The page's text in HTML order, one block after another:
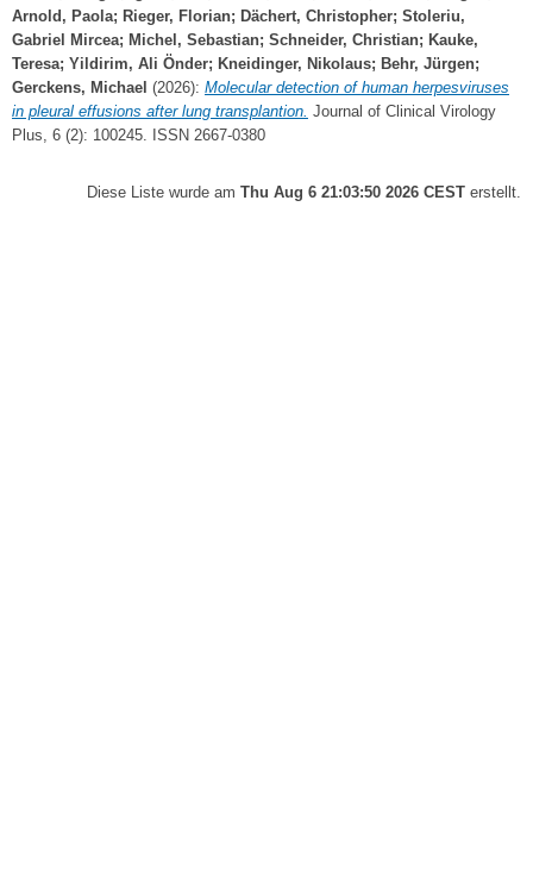
Arnold, Paola; Rieger, Florian; Dächert, Christopher; Stoleriu,
Gabriel Mircea; Michel, Sebastian; Schneider, Christian; Kauke,
Teresa; Yildirim, Ali Önder; Kneidinger, Nikolaus; Behr, Jürgen;
Gerckens, Michael (2026): Molecular detection of human herpesviruses
in pleural effusions after lung transplantion. Journal of Clinical Virology
Plus, 6 (2): 100245. ISSN 2667-0380
Diese Liste wurde am Thu Aug 6 21:03:50 2026 CEST erstellt.